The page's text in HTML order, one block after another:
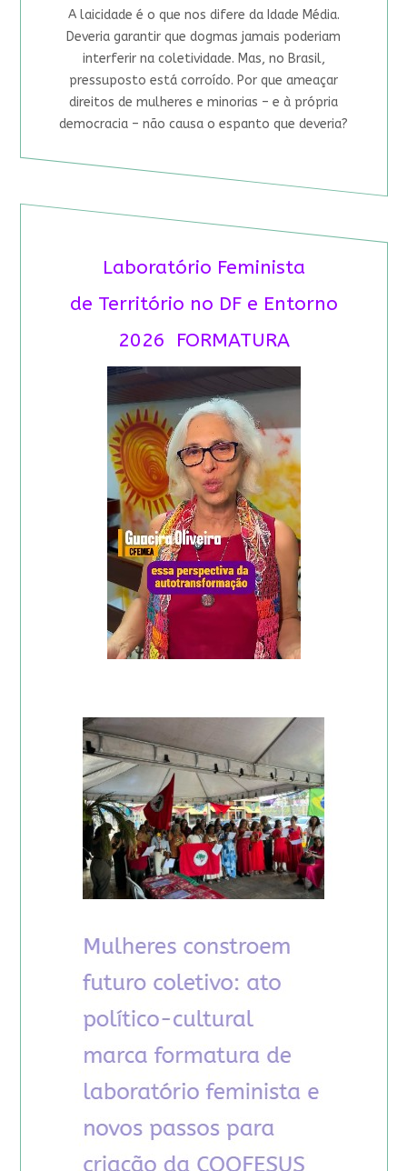
A laicidade é o que nos difere da Idade Média.
Deveria garantir que dogmas jamais poderiam
interferir na coletividade. Mas, no Brasil,
pressuposto está corroído. Por que ameaçar
direitos de mulheres e minorias – e à própria
democracia – não causa o espanto que deveria?
Laboratório Feminista
de Território no DF e Entorno
2026 FORMATURA